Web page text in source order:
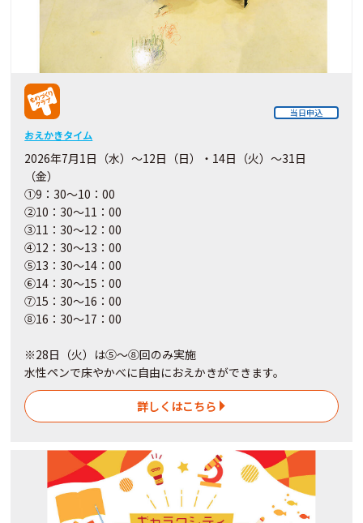
当日申込
おえかきタイム
2026年7月1日（水）～12日（日）・14日（火）～31日
（金）
①9：30～10：00
②10：30～11：00
③11：30～12：00
④12：30～13：00
⑤13：30～14：00
⑥14：30～15：00
⑦15：30～16：00
⑧16：30～17：00
※28日（火）は⑤～⑧回のみ実施
水性ペンで床やかべに自由におえかきができます。
詳しくはこちら